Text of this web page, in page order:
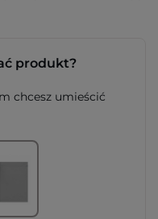
produkt?
chcesz umieścić